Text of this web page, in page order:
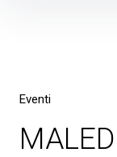
Eventi